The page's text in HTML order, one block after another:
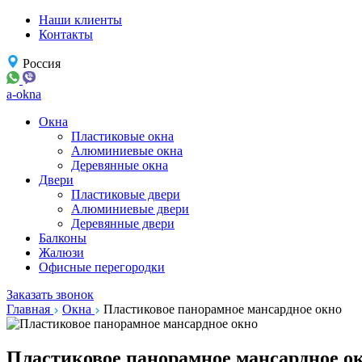
Наши клиенты
Контакты
Россия
a-okna
Окна
Пластиковые окна
Алюминиевые окна
Деревянные окна
Двери
Пластиковые двери
Алюминиевые двери
Деревянные двери
Балконы
Жалюзи
Офисные перегородки
Заказать звонок
Главная
Окна Пластиковое панорамное мансардное окно